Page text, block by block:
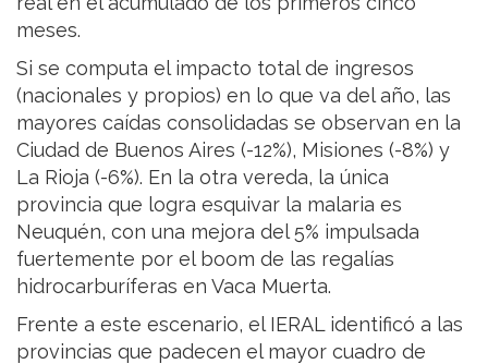
meses.
Si se computa el impacto total de ingresos
(nacionales y propios) en lo que va del año, las
mayores caídas consolidadas se observan en la
Ciudad de Buenos Aires (-12%), Misiones (-8%) y
La Rioja (-6%). En la otra vereda, la única
provincia que logra esquivar la malaria es
Neuquén, con una mejora del 5% impulsada
fuertemente por el boom de las regalías
hidrocarburíferas en Vaca Muerta.
Frente a este escenario, el IERAL identificó a las
provincias que padecen el mayor cuadro de